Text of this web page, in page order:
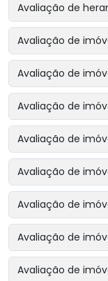
Avaliação de
Avaliação de
Avaliação de
Avaliação de
Avaliação de
Avaliação de
Avaliação de
Avaliação de
Avaliação de